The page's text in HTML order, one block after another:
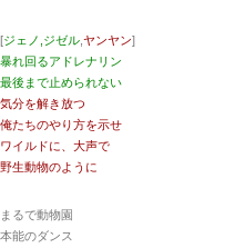
[ジェノ,ジゼル ヤンヤン]
暴れ回るアドレナリン
最後まで止められない
気分を解き放つ
俺たちのやり方を示せ
ワイルドに、大声で
野生動物のように
まるで動物園
本能のダンス